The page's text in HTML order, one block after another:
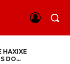
HAXIXE
DO...